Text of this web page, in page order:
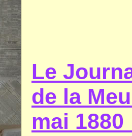
Le
de la
mai 1880